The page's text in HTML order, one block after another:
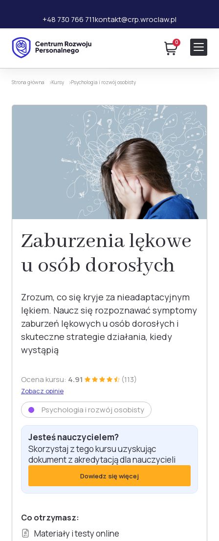
+48 730 766 711kontakt@crp.wroclaw.pl
0
120 zł 340 zł Dodaj do koszyka
Strona główna Kursy Psychologia i rozwój osobisty
Zaburzenia lękowe
u osób dorosłych
Zrozum, co się kryje za nieadaptacyjnym
lękiem. Naucz się rozpoznawać symptomy
zaburzeń lękowych u osób dorosłych i
skuteczne strategie działania, kiedy
wystąpią
Ocena kursu: 4.91 (113)
Zobacz opinie
Psychologia i rozwój osobisty
Jesteś nauczycielem?
Skorzystaj z tego kursu uzyskując
dokument z akredytacją dla nauczycieli
Dowiedz się więcej
Co otrzymasz:
Materiały i testy online